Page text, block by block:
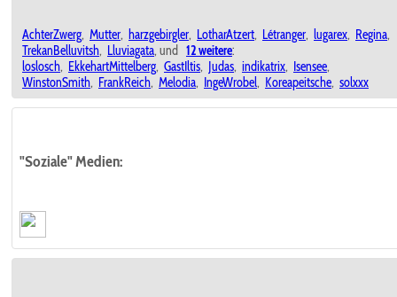
AchterZwerg, Mutter, harzgebirgler, LotharAtzert, Létranger, lugarex, Regina,
TrekanBelluvitsh, Lluviagata, und 12 weitere:
loslosch, EkkehartMittelberg, GastIltis, Judas, indikatrix, Isensee,
WinstonSmith, FrankReich, Melodia, IngeWrobel, Koreapeitsche, solxxx
"Soziale" Medien: